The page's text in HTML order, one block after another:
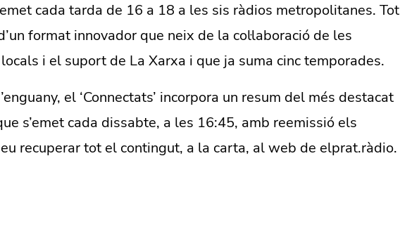
cada tarda de 16 a 18 a les sis ràdios metropolitanes. Tot
format innovador que neix de la col·laboració de les
i el suport de La Xarxa i que ja suma cinc temporades.
el ‘Connectats’ incorpora un resum del més destacat
s’emet cada dissabte, a les 16:45, amb reemissió els
recuperar tot el contingut, a la carta, al web de elprat.ràdio.